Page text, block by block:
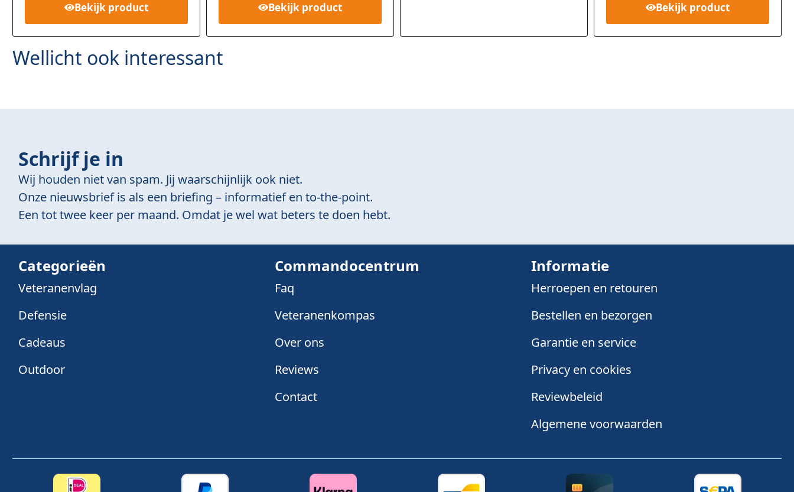
Bekijk product Bekijk product Bekijk product
Wellicht ook interessant
Schrijf je in
Wij houden niet van spam. Jij waarschijnlijk ook niet.
Onze nieuwsbrief is als een briefing – informatief en to-the-point.
Een tot twee keer per maand. Omdat je wel wat beters te doen hebt.
Categorieën
Veteranenvlag
Defensie
Cadeaus
Outdoor
Commandocentrum
Faq
Veteranenkompas
Over ons
Reviews
Contact
Informatie
Herroepen en retouren
Bestellen en bezorgen
Garantie en service
Privacy en cookies
Reviewbeleid
Algemene voorwaarden